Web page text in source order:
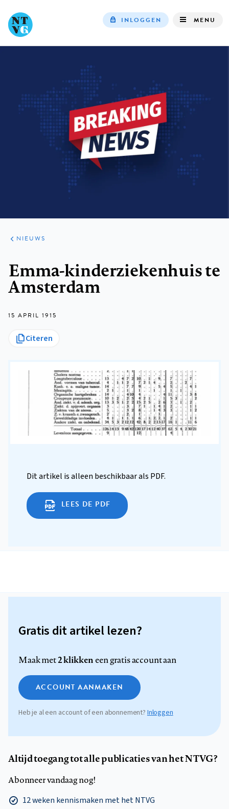
INLOGGEN MENU
ARTIKELEN
HET
KORT
NIEUWS
Emma-kinderziekenhuis te
Amsterdam
15 APRIL 1915
Citeren
Dit artikel is alleen beschikbaar als PDF.
LEES DE PDF
Gratis dit artikel lezen?
Maak met2 klikkeneen gratis account aan
ACCOUNT AANMAKEN
Heb je al een account of een abonnement? Inloggen
Altijd toegang tot alle publicaties van het NTVG?
Abonneer vandaag nog!
12 weken kennismaken met het NTVG